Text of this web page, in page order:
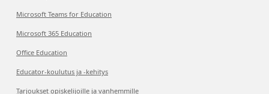
Microsoft Teams for Education
Microsoft 365 Education
Office Education
Educator-koulutus ja -kehitys
Tarjoukset opiskelijoille ja vanhemmille